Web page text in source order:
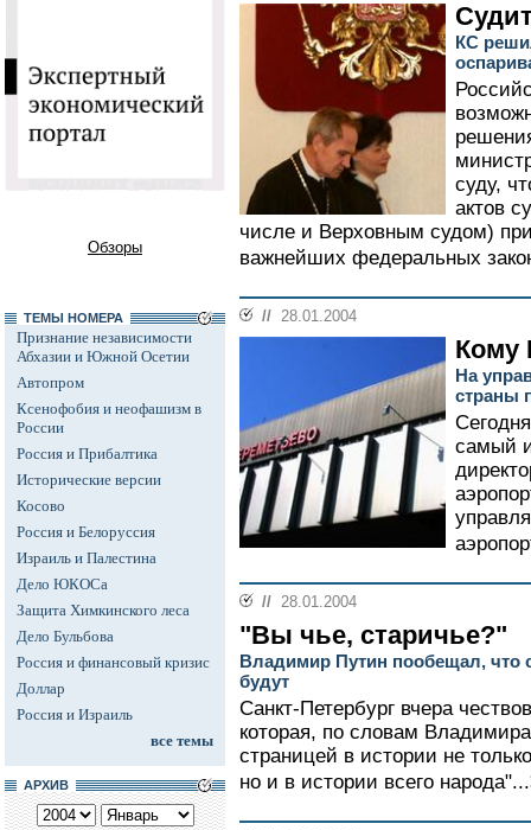
Обзоры
ТЕМЫ НОМЕРА
Признание независимости
Абхазии и Южной Осетии
Автопром
Ксенофобия и неофашизм в
России
Россия и Прибалтика
Исторические версии
Косово
Россия и Белоруссия
Израиль и Палестина
Дело ЮКОСа
Защита Химкинского леса
Дело Бульбова
Россия и финансовый кризис
Доллар
Россия и Израиль
все темы
АРХИВ
КС
суду,
актов
числе и Верховным судом)
важнейших федеральных
// 28.01.2004
Кому
На
страны
самый
// 28.01.2004
"Вы чье, старичье?"
Владимир Путин пообещал, что
будут
Санкт-Петербург вчера
которая, по словам
страницей в истории не
но и в истории всего народа"...